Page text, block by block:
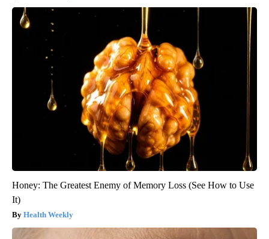
Honey: The Greatest Enemy of Memory Loss (See How to Use
It)
Health Weekly